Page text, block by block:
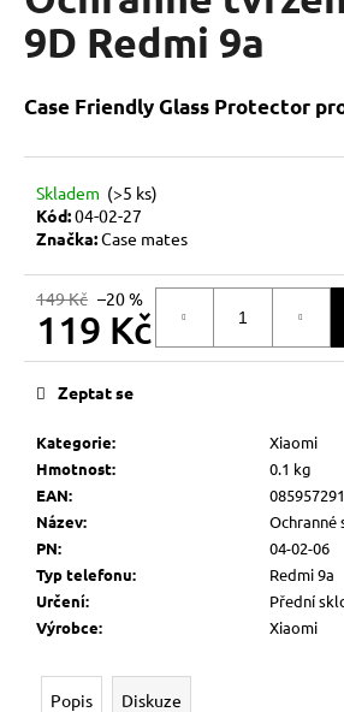
0,0
z
hvězdiček.
9D Redmi 9a
Case Friendly Glass Protector
Skladem (>5 ks)
Kód:04-02-27
Značka:Case mates
149 Kč –20 %
119 Kč
Měrná
Kategorie:
Xiaomi
Hmotnost:
0.1 kg
EAN:
Název:
Ochranné
PN:
04-02-06
Typ telefonu:
Redmi 9a
Určení:
Přední
Výrobce: Xiaomi
Zeptat se
Popis Diskuze
a
j
í
t
?
HLEDAT
D
p
o
u
u
e